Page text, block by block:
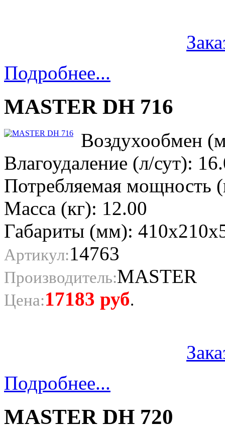
Подробнее...
MASTER DH 716
Воздухообмен
Влагоудаление (л/сут):
Потребляемая мощность
Масса (кг): 12.00
Габариты (мм):
Артикул:14763
Производитель:MASTER
Цена:17183 руб.
Подробнее...
MASTER DH 720